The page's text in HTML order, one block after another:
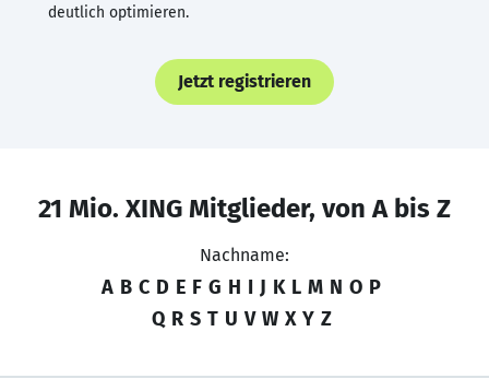
deutlich optimieren.
Jetzt registrieren
21 Mio. XING Mitglieder, von A bis Z
Nachname:
A B C D E F G H I J K L M N O P
Q R S T U V W X Y Z